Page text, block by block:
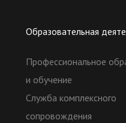
Образовательная
Профессиональное
и обучение
Служба комплексного
сопровождения